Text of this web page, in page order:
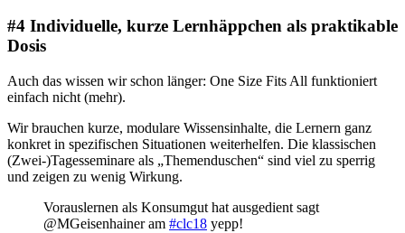
#4 Individuelle, kurze Lernhäppchen als praktikable
Dosis
Auch das wissen wir schon länger: One Size Fits All funktioniert
einfach nicht (mehr).
Wir brauchen kurze, modulare Wissensinhalte, die Lernern ganz
konkret in spezifischen Situationen weiterhelfen. Die klassischen
(Zwei-)Tagesseminare als „Themenduschen“ sind viel zu sperrig
und zeigen zu wenig Wirkung.
Vorauslernen als Konsumgut hat ausgedient sagt
@MGeisenhainer am #clc18 yepp!